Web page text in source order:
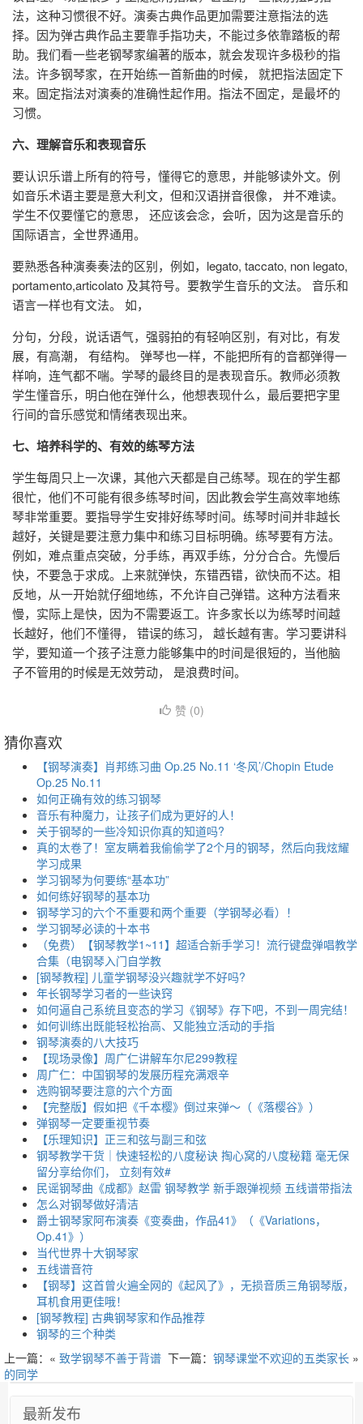
法，这种习惯很不好。演奏古典作品更加需要注意指法的选
择。因为弹古典作品主要靠手指功夫，不能过多依靠踏板的帮
助。我们看一些老钢琴家编著的版本，就会发现许多极秒的指
法。许多钢琴家，在开始练一首新曲的时候， 就把指法固定下
来。固定指法对演奏的准确性起作用。指法不固定，是最坏的
习惯。
六、理解音乐和表现音乐
要认识乐谱上所有的符号，懂得它的意思，并能够读外文。例
如音乐术语主要是意大利文，但和汉语拼音很像， 并不难读。
学生不仅要懂它的意思， 还应该会念，会听，因为这是音乐的
国际语言，全世界通用。
要熟悉各种演奏奏法的区别，例如，legato, taccato, non legato,
portamento,articolato 及其符号。要教学生音乐的文法。 音乐和
语言一样也有文法。 如，
分句，分段，说话语气，强弱拍的有轻响区别，有对比，有发
展，有高潮， 有结构。 弹琴也一样，不能把所有的音都弹得一
样响，连气都不喘。学琴的最终目的是表现音乐。教师必须教
学生懂音乐，明白他在弹什么，他想表现什么，最后要把字里
行间的音乐感觉和情绪表现出来。
七、培养科学的、有效的练琴方法
学生每周只上一次课，其他六天都是自己练琴。现在的学生都
很忙，他们不可能有很多练琴时间，因此教会学生高效率地练
琴非常重要。要指导学生安排好练琴时间。练琴时间并非越长
越好，关键是要注意力集中和练习目标明确。练琴要有方法。
例如，难点重点突破，分手练，再双手练，分分合合。先慢后
快，不要急于求成。上来就弹快，东错西错，欲快而不达。相
反地，从一开始就仔细地练，不允许自己弹错。这种方法看来
慢，实际上是快，因为不需要返工。许多家长以为练琴时间越
长越好，他们不懂得， 错误的练习， 越长越有害。学习要讲科
学，要知道一个孩子注意力能够集中的时间是很短的，当他脑
子不管用的时候是无效劳动， 是浪费时间。
赞 (0)
猜你喜欢
【钢琴演奏】肖邦练习曲 Op.25 No.11 ‘冬风’/Chopin Etude
Op.25 No.11
如何正确有效的练习钢琴
音乐有种魔力，让孩子们成为更好的人！
关于钢琴的一些冷知识你真的知道吗?
真的太卷了！室友瞒着我偷偷学了2个月的钢琴，然后向我炫耀
学习成果
学习钢琴为何要练“基本功”
如何练好钢琴的基本功
钢琴学习的六个不重要和两个重要（学钢琴必看）！
学习钢琴必读的十本书
（免费）【钢琴教学1~11】超适合新手学习！流行键盘弹唱教学
合集（电钢琴入门自学教
[钢琴教程] 儿童学钢琴没兴趣就学不好吗?
年长钢琴学习者的一些诀窍
如何逼自己系统且变态的学习《钢琴》存下吧，不到一周完结！
如何训练出既能轻松抬高、又能独立活动的手指
钢琴演奏的八大技巧
【现场录像】周广仁讲解车尔尼299教程
周广仁：中国钢琴的发展历程充满艰辛
选购钢琴要注意的六个方面
【完整版】假如把《千本樱》倒过来弹～（《落樱谷》）
弹钢琴一定要重视节奏
【乐理知识】正三和弦与副三和弦
钢琴教学干货｜快速轻松的八度秘诀 掏心窝的八度秘籍 毫无保
留分享给你们， 立刻有效#
民谣钢琴曲《成都》赵雷 钢琴教学 新手跟弹视频 五线谱带指法
怎么对钢琴做好清洁
爵士钢琴家阿布演奏《变奏曲，作品41》（《Variations，
Op.41》）
当代世界十大钢琴家
五线谱音符
【钢琴】这首曾火遍全网的《起风了》，无损音质三角钢琴版，
耳机食用更佳哦！
[钢琴教程] 古典钢琴家和作品推荐
钢琴的三个种类
下一篇： 钢琴课堂不欢迎的五类家长 »
上一篇：« 致学钢琴不善于背谱
的同学
最新发布